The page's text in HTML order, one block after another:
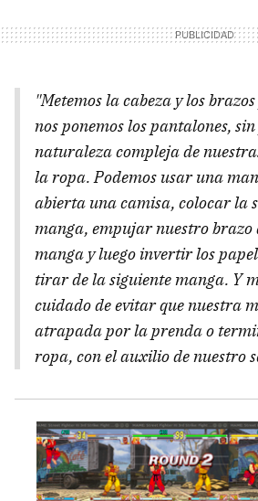
"Metemos la cabeza y los
nos ponemos los pantalones,
naturaleza compleja de
la ropa. Podemos usar una
abierta una camisa, colocar la
manga, empujar nuestro brazo
manga y luego invertir los
tirar de la siguiente manga. Y
cuidado de evitar que nuestra
atrapada por la prenda o
ropa, con el auxilio de nuestro